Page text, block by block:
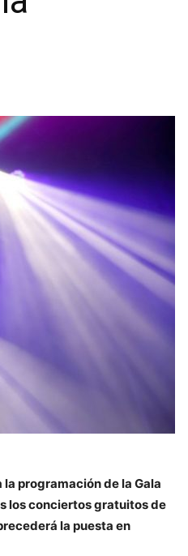
programación de la Gala
los conciertos gratuitos de
la puesta en